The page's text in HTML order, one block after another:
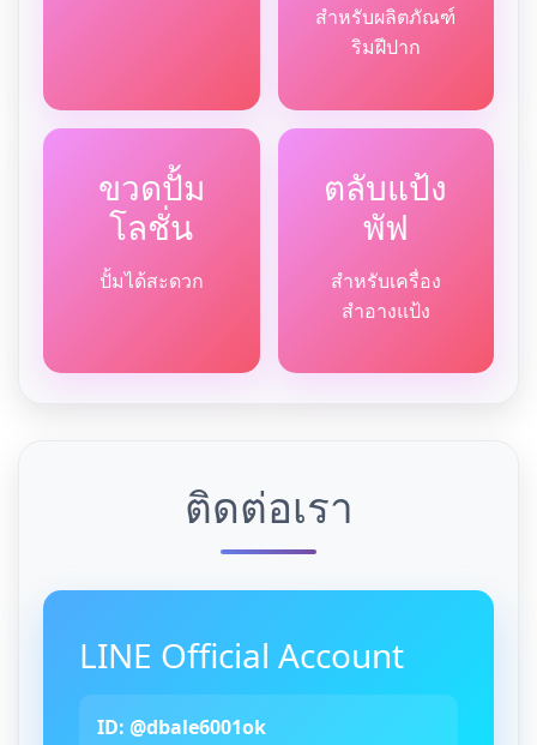
สำหรับผลิตภัณฑ์
ริมฝีปาก
ขวดปั้ม
โลชั่น
ปั้มได้สะดวก
ตลับแป้ง
พัฟ
สำหรับเครื่อง
สำอางแป้ง
ติดต่อเรา
LINE Official Account
ID: @dbale6001ok